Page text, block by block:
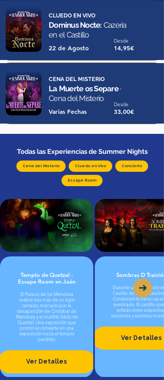
CLUEDO EN VIVO
Dominus Nocte: Cazeria
en el Castillo
Desde
22 de Agosto 14,95€
CENA DEL MISTERIO
La Muerte os Separe·
Cena del Misterio
Desde
Varias Fechas 33,00€
Todas las Experiencias de Summer Nights
Cena del Misterio Cluedo en Vivo Concierto
Escape Room
Templo de Quetzal -
Escape Room en Jaén
El Palacio de los Mendoza
reabre tras más de un siglo
cerrado, marcado por la
desaparición de Cristóbal de
Mendoza y el maldito Ídolo de
Quetzal. Una exposición que
pronto se convierte en una
expedición hacia el templo
perdido.
Ver Detalles
Sombras D Traición
Durante una recepción en
Castillo de Santa Catalina,
Condestable Iranzo
asesinado. El castillo
sellado entre sospechas,
traiciones y secretos
Ver Detalles